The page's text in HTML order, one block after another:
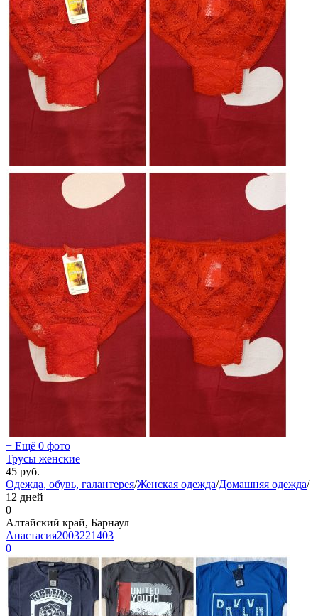
+ Ещё 0 фото
Трусы женские
45 руб.
Одежда, обувь, галантерея/Женская одежда/Домашняя одежда/
12 дней
0
Алтайский край, Барнаул
Анастасия2003221403
0